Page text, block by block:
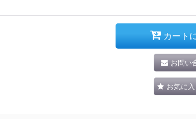
カート
お問い
お気に